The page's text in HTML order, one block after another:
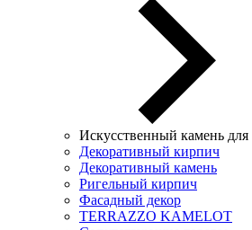
Искусственный камень для
Декоративный кирпич
Декоративный камень
Ригельный кирпич
Фасадный декор
TERRAZZO KAMELOT